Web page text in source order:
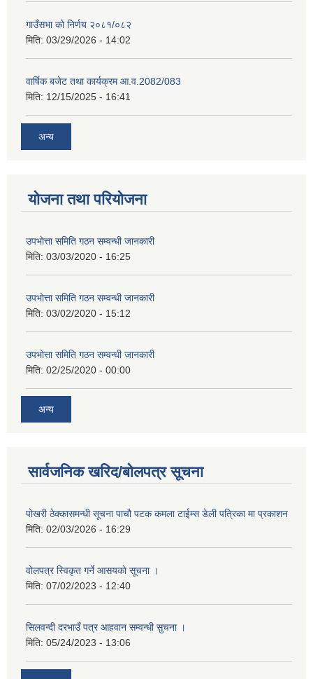
गाउँसभा को निर्णय २०८१/०८२
मिति: 03/29/2026 - 14:02
वार्षिक बजेट तथा कार्यक्रम आ.व.2082/083
मिति: 12/15/2025 - 16:41
अन्य
योजना तथा परियोजना
उपभाेत्ता समिति गठन सम्वन्धी जानकारी
मिति: 03/03/2020 - 16:25
उपभाेत्ता समिति गठन सम्वन्धी जानकारी
मिति: 03/02/2020 - 15:12
उपभाेत्ता समिति गठन सम्वन्धी जानकारी
मिति: 02/25/2020 - 00:00
अन्य
सार्वजनिक खरिद/बोलपत्र सूचना
पोखरी ठेक्कासमन्धी सूचना पाचौ पटक कमला टाईम्स डेली पत्रिका मा प्रकाशन
मिति: 02/03/2026 - 16:29
वोलपत्र स्विकृत गर्ने आसयकाे सूचना ।
मिति: 07/02/2023 - 12:40
सिलवन्दी दरभाउँ पत्र आहवान सम्वन्धी सुचना ।
मिति: 05/24/2023 - 13:06